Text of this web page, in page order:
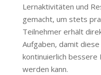
Lernaktivitäten und
gemacht, um stets
Teilnehmer erhält
Aufgaben, damit
kontinuierlich
werden kann.